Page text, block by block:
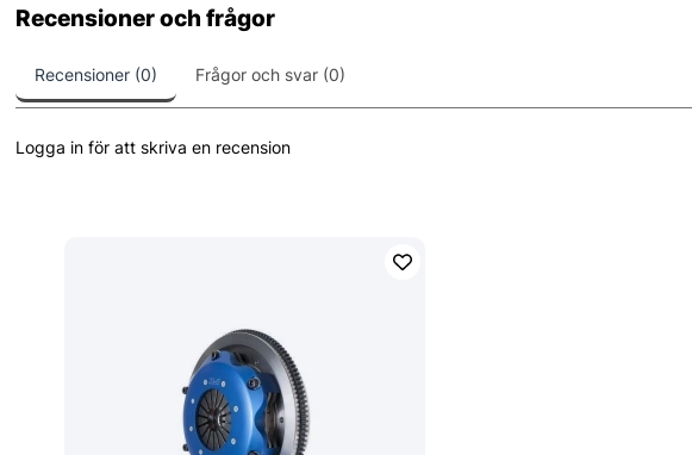
Recensioner och frågor
Recensioner (0) Frågor och svar (0)
Logga in för att skriva en recension